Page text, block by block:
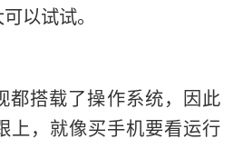
以试试。
都搭载了操作系统，因此
上，就像买手机要看运行